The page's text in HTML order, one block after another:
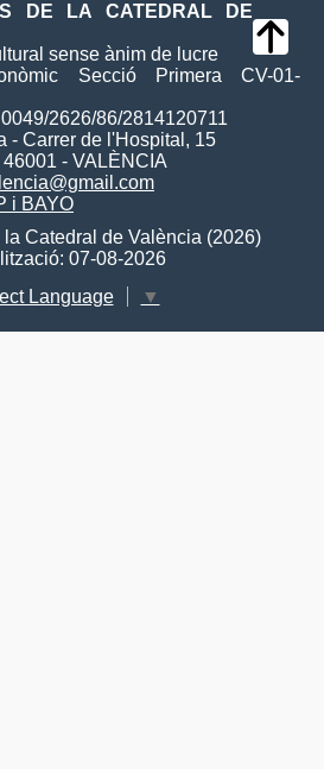
DE LA CATEDRAL DE
sense ànim de lucre
Secció Primera CV-01-
2626/86/2814120711
- Carrer de l'Hospital, 15
- VALÈNCIA
i BAYO
Catedral de València (2026)
07-08-2026
Language
▼